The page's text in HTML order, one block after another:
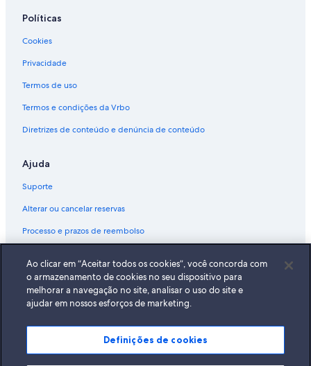
Políticas
Cookies
Privacidade
Termos de uso
Termos e condições da Vrbo
Diretrizes de conteúdo e denúncia de conteúdo
Ajuda
Suporte
Alterar ou cancelar reservas
Processo e prazos de reembolso
Documentos para viagens internacionais
A Expedia, Inc. não se responsabiliza pelo conteúdo dos sites externos.
© 2026 Expedia, Inc., uma empresa do Expedia Group. Todos os direitos
Ao clicar em “Aceitar todos os cookies”, você concorda com
o armazenamento de cookies no seu dispositivo para
melhorar a navegação no site, analisar o uso do site e
ajudar em nossos esforços de marketing.
Definições de cookies